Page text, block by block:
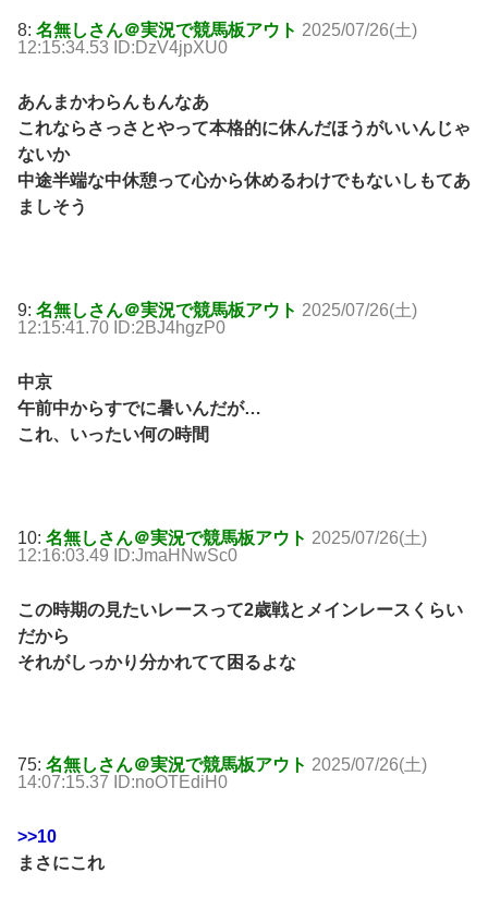
8: 名無しさん＠実況で競馬板アウト 2025/07/26(土)
12:15:34.53 ID:DzV4jpXU0
あんまかわらんもんなあ
これならさっさとやって本格的に休んだほうがいいんじゃ
ないか
中途半端な中休憩って心から休めるわけでもないしもてあ
ましそう
9: 名無しさん＠実況で競馬板アウト 2025/07/26(土)
12:15:41.70 ID:2BJ4hgzP0
中京
午前中からすでに暑いんだが…
これ、いったい何の時間
10: 名無しさん＠実況で競馬板アウト 2025/07/26(土)
12:16:03.49 ID:JmaHNwSc0
この時期の見たいレースって2歳戦とメインレースくらい
だから
それがしっかり分かれてて困るよな
75: 名無しさん＠実況で競馬板アウト 2025/07/26(土)
14:07:15.37 ID:noOTEdiH0
>>10
まさにこれ